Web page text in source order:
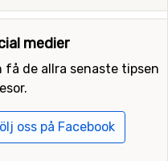
medier
få de allra senaste tipsen
oss på Facebook